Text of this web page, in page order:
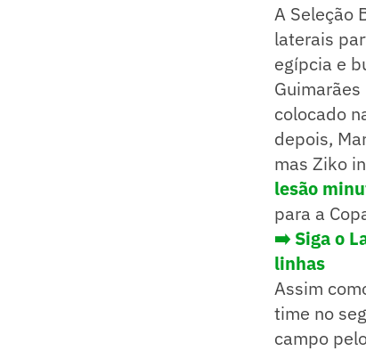
A Seleção
laterais
egípcia e
colocado
depois,
mas Ziko
lesão
para a
➡️ Siga o
linhas
Assim
time no
campo